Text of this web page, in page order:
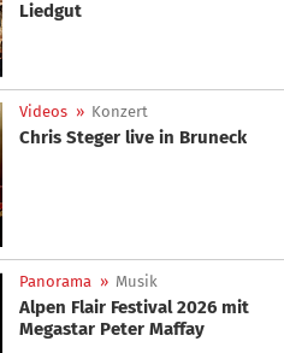
Liedgut
Videos » Konzert
Chris Steger live in Bruneck
Panorama » Musik
Alpen Flair Festival 2026 mit
Megastar Peter Maffay